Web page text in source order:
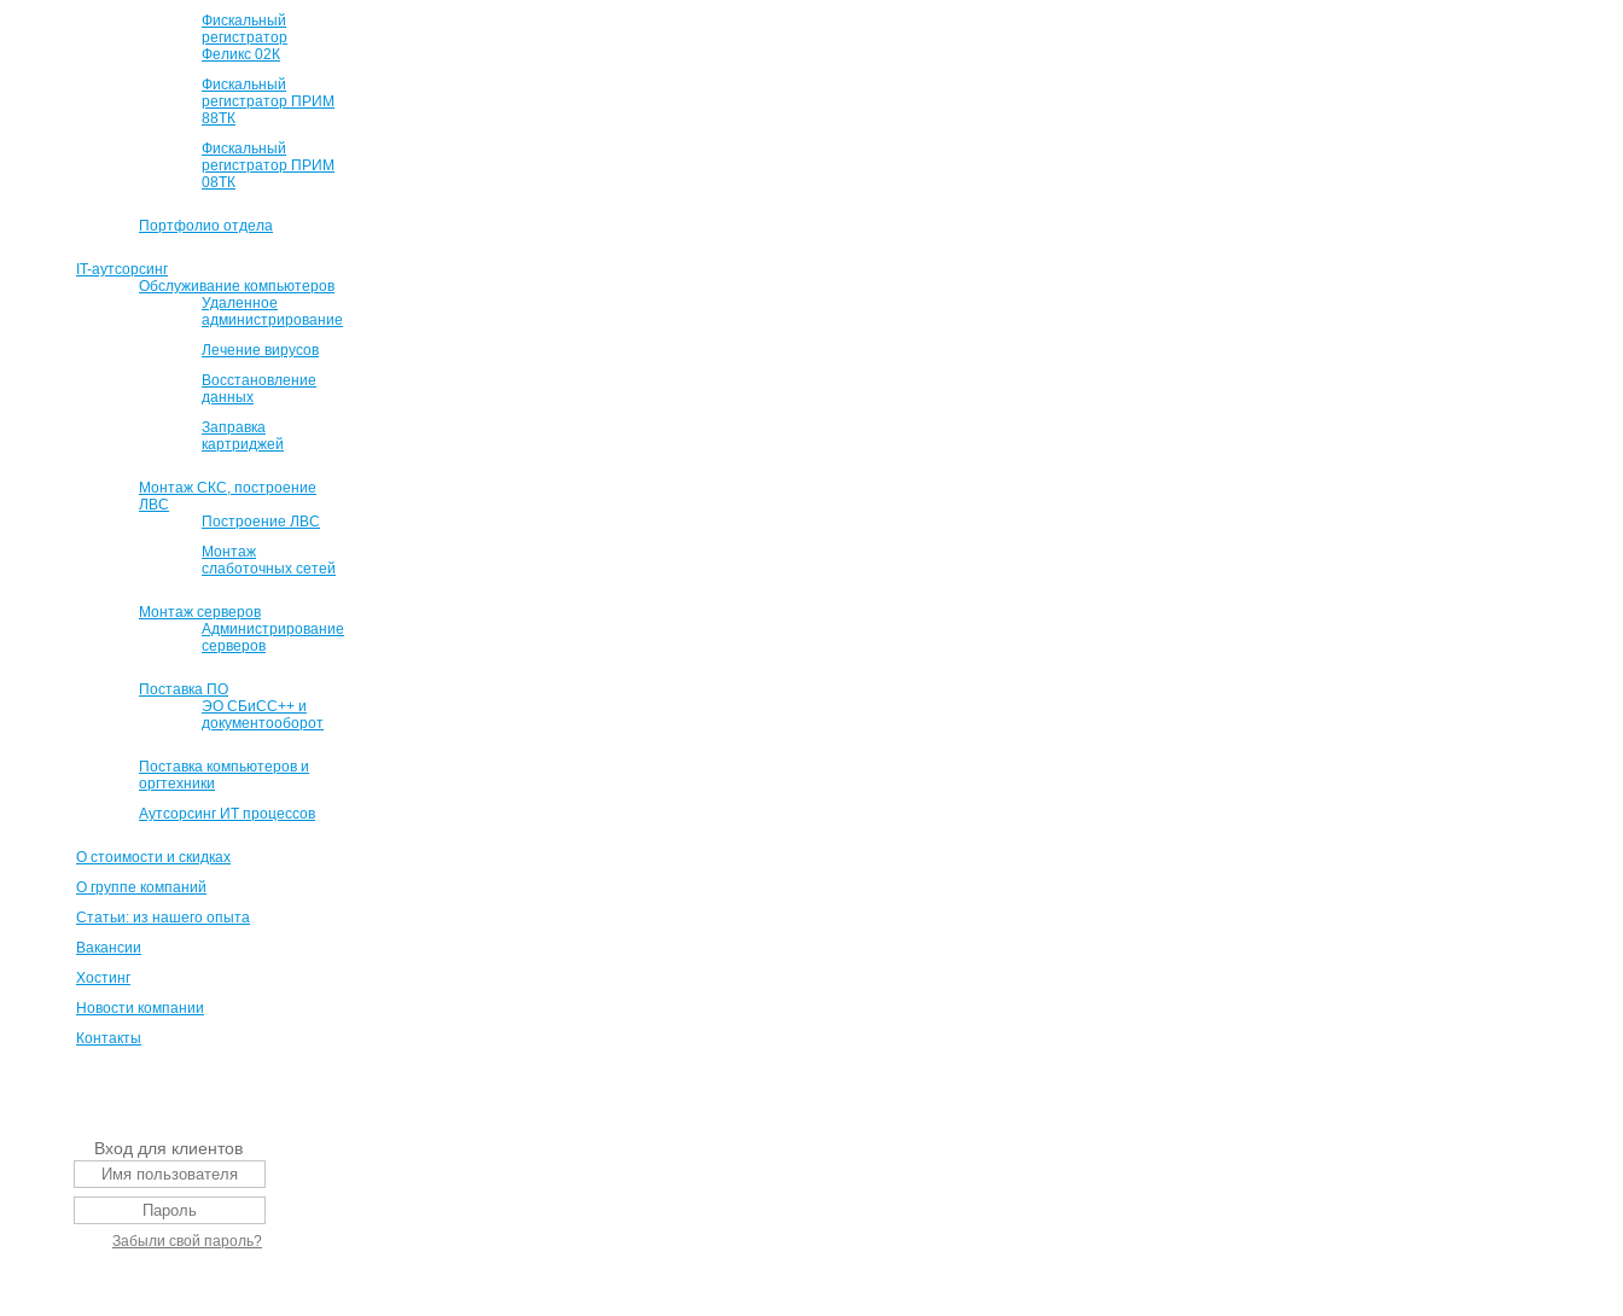
Фискальный
регистратор
Феликс 02К
Фискальный
регистратор ПРИМ
88ТК
Фискальный
регистратор ПРИМ
08ТК
Портфолио отдела
IT-аутсорсинг
Обслуживание компьютеров
Удаленное
администрирование
Лечение вирусов
Восстановление
данных
Заправка
картриджей
Монтаж СКС, построение
ЛВС
Построение ЛВС
Монтаж
слаботочных сетей
Монтаж серверов
Администрирование
серверов
Поставка ПО
ЭО СБиСС++ и
документооборот
Поставка компьютеров и
оргтехники
Аутсорсинг ИТ процессов
О стоимости и скидках
О группе компаний
Статьи: из нашего опыта
Вакансии
Хостинг
Новости компании
Контакты
Вход для клиентов
Забыли свой пароль?